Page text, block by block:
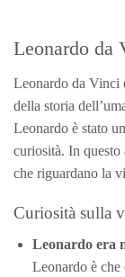
Leonardo da
Leonardo da Vinci
della storia
Leonardo è stato
curiosità. In questo
che riguardano la
Curiosità sulla
Leonardo era
Leonardo è che